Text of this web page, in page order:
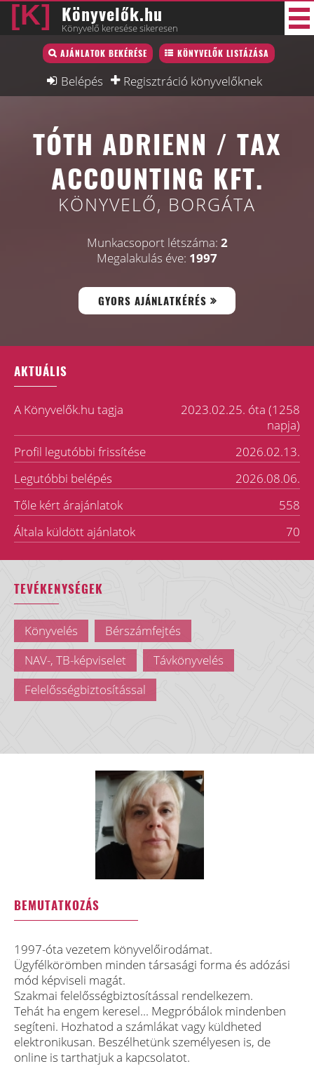
Könyvelők.hu
Könyvelő keresése sikeresen
AJÁNLATOK BEKÉRÉSE KÖNYVELŐK LISTÁZÁSA
Belépés Regisztráció könyvelőknek
Könyvelő lista
Könyvelési munkák
InterjúTÓTH ADRIENN / TAX
ACCOUNTING KFT.
KÖNYVELŐ, BORGÁTA
Munkacsoport létszáma: 2
Megalakulás éve: 1997
GYORS AJÁNLATKÉRÉS
AKTUÁLIS
A Könyvelők.hu tagja
2023.02.25. óta (1258
napja)
Profil legutóbbi frissítése
2026.02.13.
Legutóbbi belépés
2026.08.06.
Tőle kért árajánlatok
558
Általa küldött ajánlatok
70
TEVÉKENYSÉGEK
Könyvelés
Bérszámfejtés
NAV-, TB-képviselet
Távkönyvelés
Felelősségbiztosítással
BEMUTATKOZÁS
1997-óta vezetem könyvelőirodámat.
Ügyfélkörömben minden társasági forma és adózási
mód képviseli magát.
Szakmai felelősségbiztosítással rendelkezem.
Tehát ha engem keresel... Megpróbálok mindenben
segíteni. Hozhatod a számlákat vagy küldheted
elektronikusan. Beszélhetünk személyesen is, de
online is tarthatjuk a kapcsolatot.